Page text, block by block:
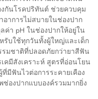
กันโรคปริทันต์ ช่วยควบคุม
อาการไม่สบายในช่องปาก
า pH ในช่องปากให้อยู่ใน
บใช้ทุกวันทั้งผู้ใหญ่และเด็ก
รมชาติที่ปลอดภัยกว่ายาสีฟัน
คมีสังเคราะห์ สูตรที่อ่อนโยน
มีฟันไวต่อการระคายเคือง
องปากแบบองค์รวมมากยิ่ง